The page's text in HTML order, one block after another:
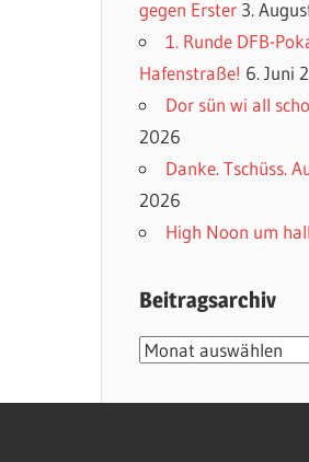
gegen Erster 3.
1. Runde DFB-
Hafenstraße! 6. Juni
Dor sün wi all
2026
Danke. Tschüss.
2026
High Noon um
Beitragsarchiv
Beitragsarchiv